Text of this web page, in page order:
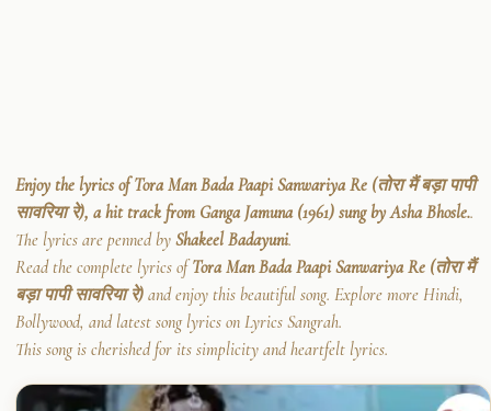
Enjoy the lyrics of Tora Man Bada Paapi Sanwariya Re (तोरा मैं बड़ा पापी
सावरिया रे), a hit track from Ganga Jamuna (1961) sung by Asha Bhosle..
The lyrics are penned by Shakeel Badayuni.
Read the complete lyrics ofTora Man Bada Paapi Sanwariya Re (तोरा मैं
बड़ा पापी सावरिया रे) and enjoy this beautiful song. Explore more Hindi,
Bollywood, and latest song lyrics on Lyrics Sangrah.
This song is cherished for its simplicity and heartfelt lyrics.